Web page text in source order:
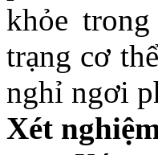
khỏe
trạng cơ
nghỉ ngơi
Xét